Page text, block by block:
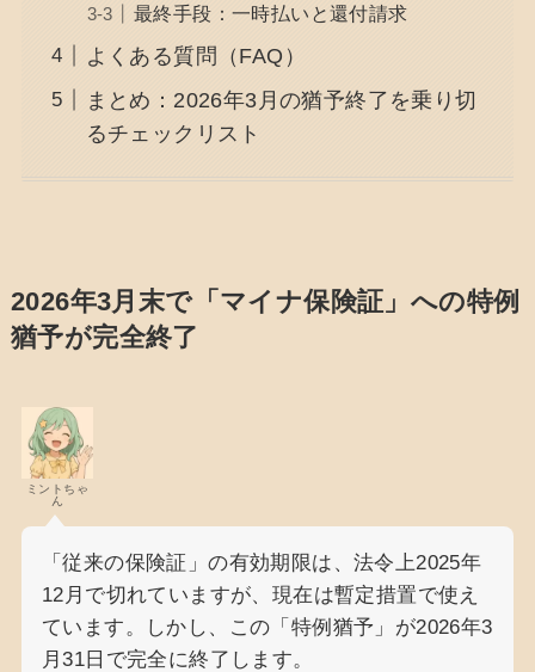
最終手段：一時払いと還付請求
よくある質問（FAQ）
まとめ：2026年3月の猶予終了を乗り切
るチェックリスト
2026年3月末で「マイナ保険証」への特例
猶予が完全終了
ミントちゃ
ん
「従来の保険証」の有効期限は、法令上2025年
12月で切れていますが、現在は暫定措置で使え
ています。しかし、この「特例猶予」が2026年3
月31日で完全に終了します。